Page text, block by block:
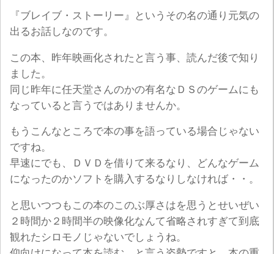
『ブレイブ・ストーリー』というその名の通り元気の
出るお話しなのです。
この本、昨年映画化されたと言う事、読んだ後で知り
ました。
同じ昨年に任天堂さんのかの有名なＤＳのゲームにも
なっていると言うではありませんか。
もうこんなところで本の事を語っている場合じゃない
ですね。
早速にでも、ＤＶＤを借りて来るなり、どんなゲーム
になったのかソフトを購入するなりしなければ・・。
と思いつつもこの本のこのぶ厚さはを思うとせいぜい
２時間か２時間半の映像化なんて省略されすぎて到底
観れたシロモノじゃないでしょうね。